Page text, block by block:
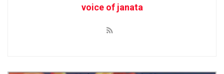
voice of janata